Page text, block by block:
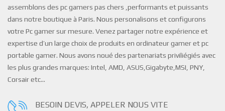
assemblons des pc gamers pas chers ,performants et puissants
dans notre boutique à Paris. Nous personalisons et configurons
votre Pc gamer sur mesure. Venez partager notre expérience et
expertise d’un large choix de produits en ordinateur gamer et pc
portable gamer. Nous avons noué des partenariats priviliégiés avec
les plus grandes marques: Intel, AMD, ASUS,Gigabyte,MSI, PNY,
Corsair etc…
BESOIN DEVIS, APPELER NOUS VITE